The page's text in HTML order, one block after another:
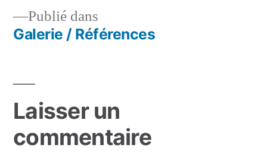
Navigation
l’article
Publié dans
Galerie / Références
Laisser un
commentaire